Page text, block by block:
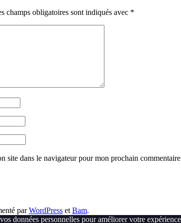
champs obligatoires sont indiqués avec *
site dans le navigateur pour mon prochain
parWordPress et Bam.
données personnelles pour améliorer votre